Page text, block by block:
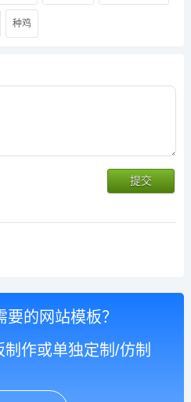
种鸡
的网站模板？
作或单独定制/仿制